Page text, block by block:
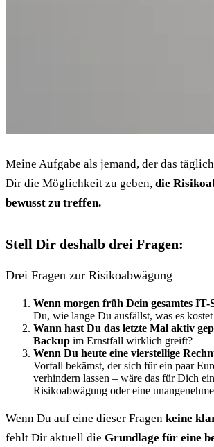
Meine Aufgabe als jemand, der das
Dir die Möglichkeit zu geben, die
bewusst zu treffen.
Stell Dir deshalb drei Fragen:
Drei Fragen zur Risikoabwägung
Wenn morgen früh Dein gesamtes IT-
Du, wie lange Du ausfällst, was es
Wann hast Du das letzte Mal aktiv
Backup im Ernstfall wirklich greift?
Wenn Du heute eine vierstellige
Vorfall bekämst, der sich für ein paar
verhindern lassen – wäre das für Dich
Risikoabwägung oder eine
Wenn Du auf eine dieser Fragen keine
fehlt Dir aktuell die Grundlage für eine